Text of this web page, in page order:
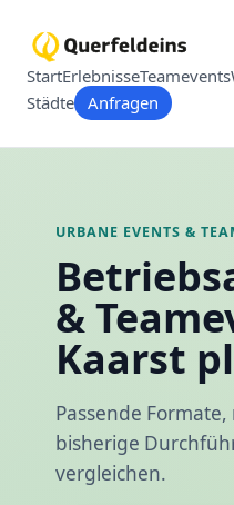
StartErlebnisseTeamevents
Städte Anfragen
URBANE EVENTS &
&
Kaarst
Passende
bisherige
vergleichen.